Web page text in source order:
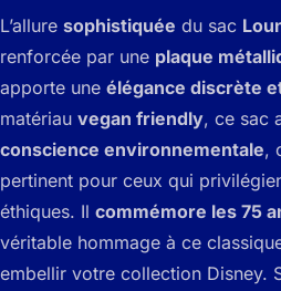
L’allure sophistiquée du sac
renforcée par une plaque
apporte une élégance discrète
matériau vegan friendly, ce sac
conscience environnementale,
pertinent pour ceux qui
éthiques. Il commémore les 75
véritable hommage à ce
embellir votre collection Disney.